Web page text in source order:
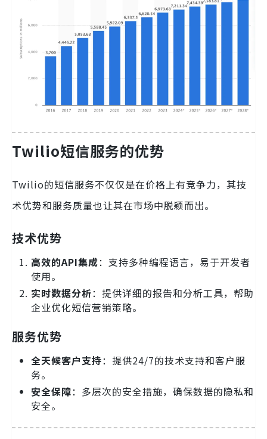
Twilio短信服务的优势
Twilio的短信服务不仅仅是在价格上有竞争力，其技
术优势和服务质量也让其在市场中脱颖而出。
技术优势
高效的API集成：支持多种编程语言，易于开发者
使用。
实时数据分析：提供详细的报告和分析工具，帮助
企业优化短信营销策略。
服务优势
全天候客户支持：提供24/7的技术支持和客户服
务。
安全保障：多层次的安全措施，确保数据的隐私和
安全。